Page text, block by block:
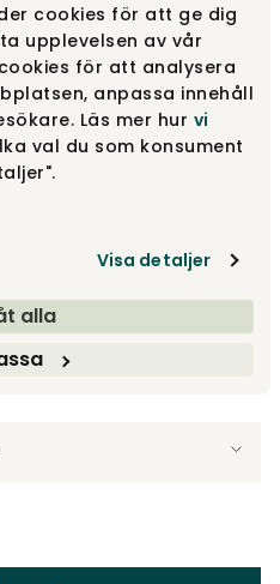
cookies för att ge dig
upplevelsen av vår
för att analysera
anpassa innehåll
Läs mer hur vi
val du som konsument
Visa detaljer
alla
fr.12 990 kr
fr. 16 345 kr